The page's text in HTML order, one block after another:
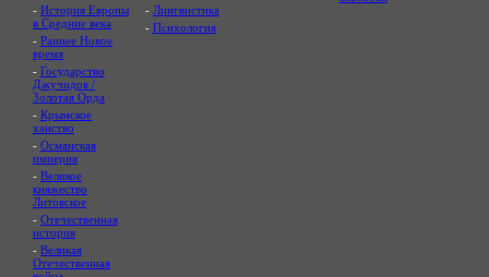
- История Европы
в Средние века
- Раннее Новое
время
- Государство
Джучидов /
Золотая Орда
- Крымское
ханство
- Османская
империя
- Великое
княжество
Литовское
- Отечественная
история
- Великая
Отечественная
- Лингвистика
- Психология